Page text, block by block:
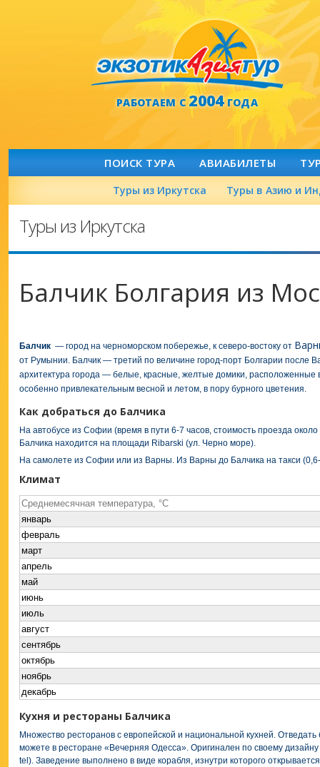
РАБОТАЕМ С2004ГОДА
ПОИСК ТУРА АВИАБИЛЕТЫ
Туры из Иркутска Туры в Азию и
Туры из Иркутска
Балчик Болгария из
Балчик — город на черноморском побережье, к северо-востоку от
от Румынии. Балчик — третий по величине город-порт Болгарии после
архитектура города — белые, красные, желтые домики, расположенные
особенно привлекательным весной и летом, в пору бурного цветения.
Как добраться до Балчика
На автобусе из Софии (время в пути 6-7 часов, стоимость проезда
Балчика находится на площади Ribarski (ул. Черно море).
На самолете из Софии или из Варны. Из Варны до Балчика на такси
Климат
Cреднемесячная температура, °C
январь
февраль
март
апрель
май
июнь
июль
август
сентябрь
октябрь
ноябрь
декабрь
Кухня и рестораны Балчика
Множество ресторанов с европейской и национальной кухней. Отведать
можете в ресторане «Вечерняя Одесса». Оригинален по своему
tel). Заведение выполнено в виде корабля, изнутри которого